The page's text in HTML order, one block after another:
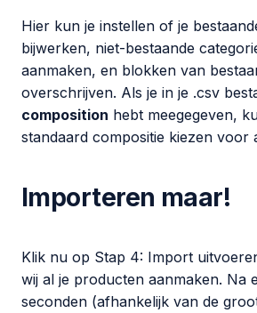
Hier kun je instellen of je
bijwerken, niet-bestaande
aanmaken, en blokken van
overschrijven. Als je in je .csv
composition hebt meegegeven,
standaard compositie kiezen voor
Importeren maar!
Klik nu op Stap 4: Import
wij al je producten aanmaken. Na
seconden (afhankelijk van de